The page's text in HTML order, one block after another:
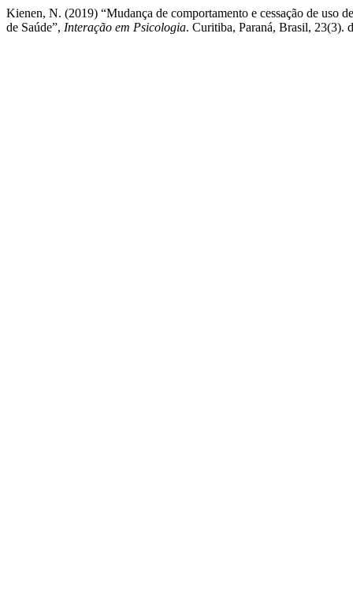
Kienen, N. (2019) “Mudança de comportamento e cessação de uso
de Saúde”, Interação em Psicologia. Curitiba, Paraná, Brasil, 23(3).